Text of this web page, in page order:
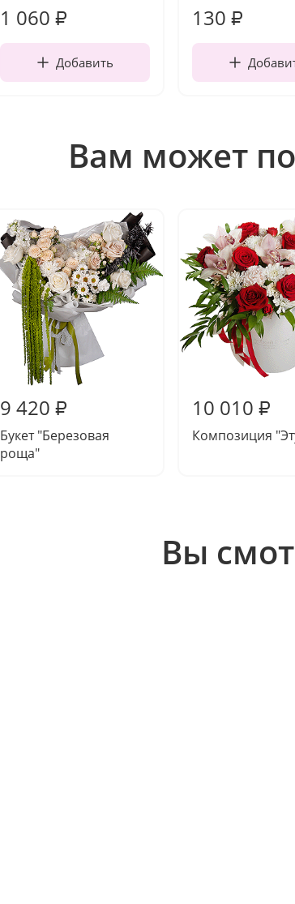
1 060 ₽
Добавить
130 ₽
Вам может
9 420 ₽
Букет "Березовая
роща"
10 010 ₽
Композиция
Вы